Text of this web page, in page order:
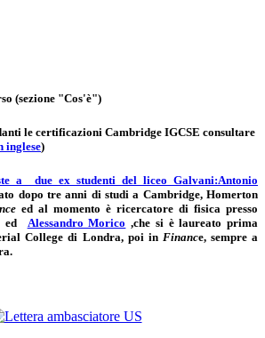
(sezione "Cos'è")
le certificazioni Cambridge IGCSE consultare
inglese)
a due ex studenti del liceo Galvani:Antonio
dopo tre anni di studi a Cambridge, Homerton
ed al momento è ricercatore di fisica presso
ed Alessandro Morico ,che si è laureato prima
College di Londra, poi in Finance, sempre a